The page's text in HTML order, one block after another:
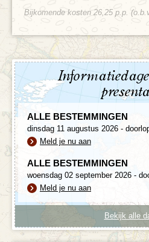
Bijkomende kosten 26,25 p.p.
ALLE BESTEMMINGEN
dinsdag 11 augustus 2026 -
Meld je nu aan
ALLE BESTEMMINGEN
woensdag 02 september 2026 -
Meld je nu aan
Bekijk alle